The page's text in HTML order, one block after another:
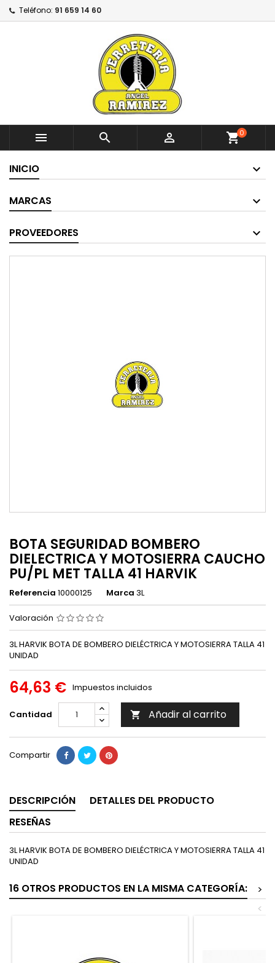
Teléfono: 91 659 14 60
   shopping_cart0
INICIO
MARCAS
PROVEEDORES
BOTA SEGURIDAD BOMBERO
DIELECTRICA Y MOTOSIERRA CAUCHO
PU/PL MET TALLA 41 HARVIK
Referencia 10000125 Marca 3L
Valoración
3L HARVIK BOTA DE BOMBERO DIELÉCTRICA Y MOTOSIERRA TALLA 41
UNIDAD
64,63 € Impuestos incluidos
Cantidad  Añadir al carrito
Compartir
DESCRIPCIÓN
DETALLES DEL PRODUCTO
RESEÑAS
3L HARVIK BOTA DE BOMBERO DIELÉCTRICA Y MOTOSIERRA TALLA 41
UNIDAD
16 OTROS PRODUCTOS EN LA MISMA CATEGORÍA:
>
<